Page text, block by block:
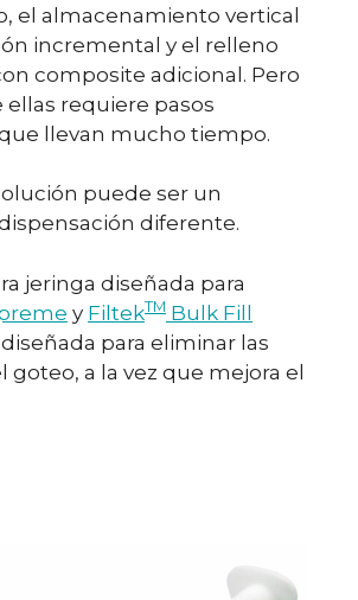
el almacenamiento vertical
incremental y el relleno
composite adicional. Pero
ellas requiere pasos
llevan mucho tiempo.
puede ser un
diferente.
jeringa diseñada para
y FiltekTM Bulk Fill
para eliminar las
goteo, a la vez que mejora el